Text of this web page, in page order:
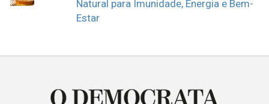
Natural para Imunidade, Energia e Bem-
Estar